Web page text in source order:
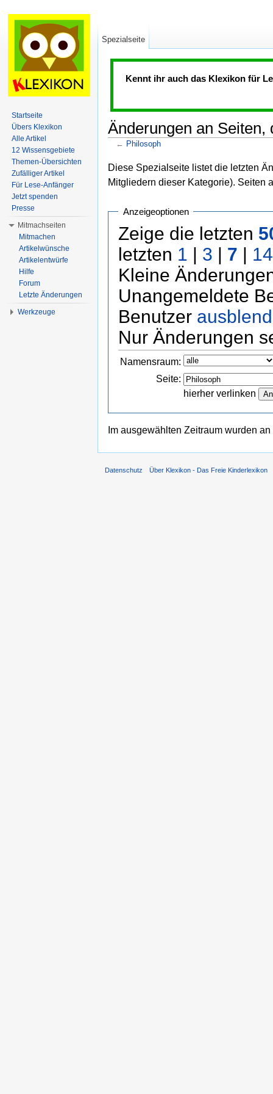
Kennt ihr auch das Klexikon für
Änderungen an Seiten,
← Philosoph
Diese Spezialseite listet die letzten
Mitgliedern dieser Kategorie). Seiten
Anzeigeoptionen
Zeige die letzten
letzten 1 3 7
14
Kleine
Unangemeldete
Benutzer
Nur Änderungen
Namensraum:
Seite:
hierher verlinken
Im ausgewählten Zeitraum wurden
Spezialseite
Startseite
Übers Klexikon
Alle Artikel
12 Wissensgebiete
Themen-Übersichten
Zufälliger Artikel
Für Lese-Anfänger
Jetzt spenden
Presse
Mitmachseiten
Mitmachen
Artikelwünsche
Artikelentwürfe
Hilfe
Forum
Letzte Änderungen
Werkzeuge
Datenschutz Über Klexikon - Das Freie Kinderlexikon